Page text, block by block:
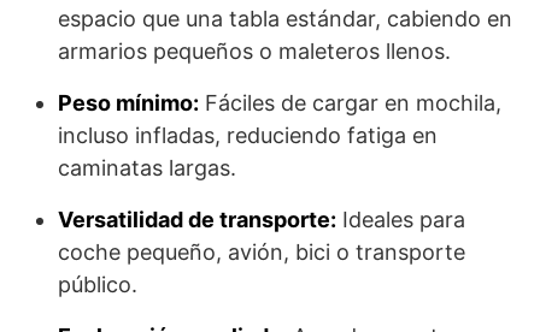
espacio que una tabla estándar, cabiendo en
armarios pequeños o maleteros llenos.
Peso mínimo: Fáciles de cargar en mochila,
incluso infladas, reduciendo fatiga en
caminatas largas.
Versatilidad de transporte: Ideales para
coche pequeño, avión, bici o transporte
público.